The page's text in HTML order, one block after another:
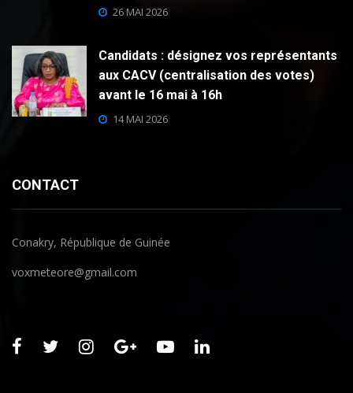
26 MAI 2026
Candidats : désignez vos représentants
aux CACV (centralisation des votes)
avant le 16 mai à 16h
14 MAI 2026
CONTACT
Conakry, République de Guinée
voxmeteore@gmail.com